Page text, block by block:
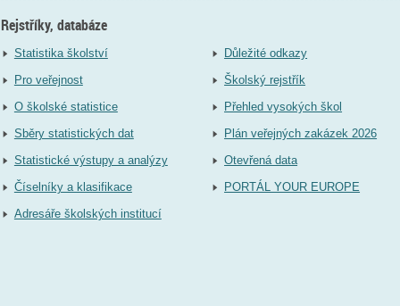
Rejstříky, databáze
Statistika školství
Pro veřejnost
O školské statistice
Sběry statistických dat
Statistické výstupy a analýzy
Číselníky a klasifikace
Adresáře školských institucí
Důležité odkazy
Školský rejstřík
Přehled vysokých škol
Plán veřejných zakázek 2026
Otevřená data
PORTÁL YOUR EUROPE